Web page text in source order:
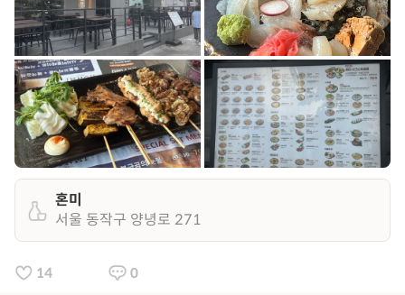
혼미
서울 동작구 양녕로 271
14 0